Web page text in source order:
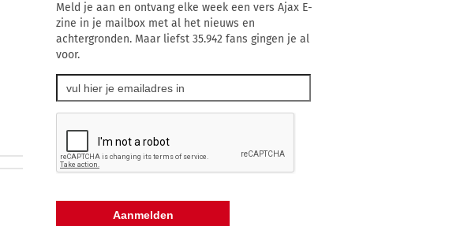
Meld je aan en ontvang elke week een vers Ajax E-
zine in je mailbox met al het nieuws en
achtergronden. Maar liefst 35.942 fans gingen je al
voor.